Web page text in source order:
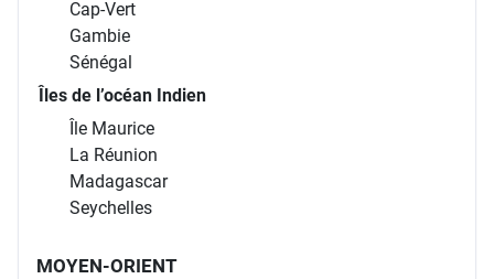
Cap-Vert
Gambie
Sénégal
Îles de l’océan Indien
Île Maurice
La Réunion
Madagascar
Seychelles
MOYEN-ORIENT